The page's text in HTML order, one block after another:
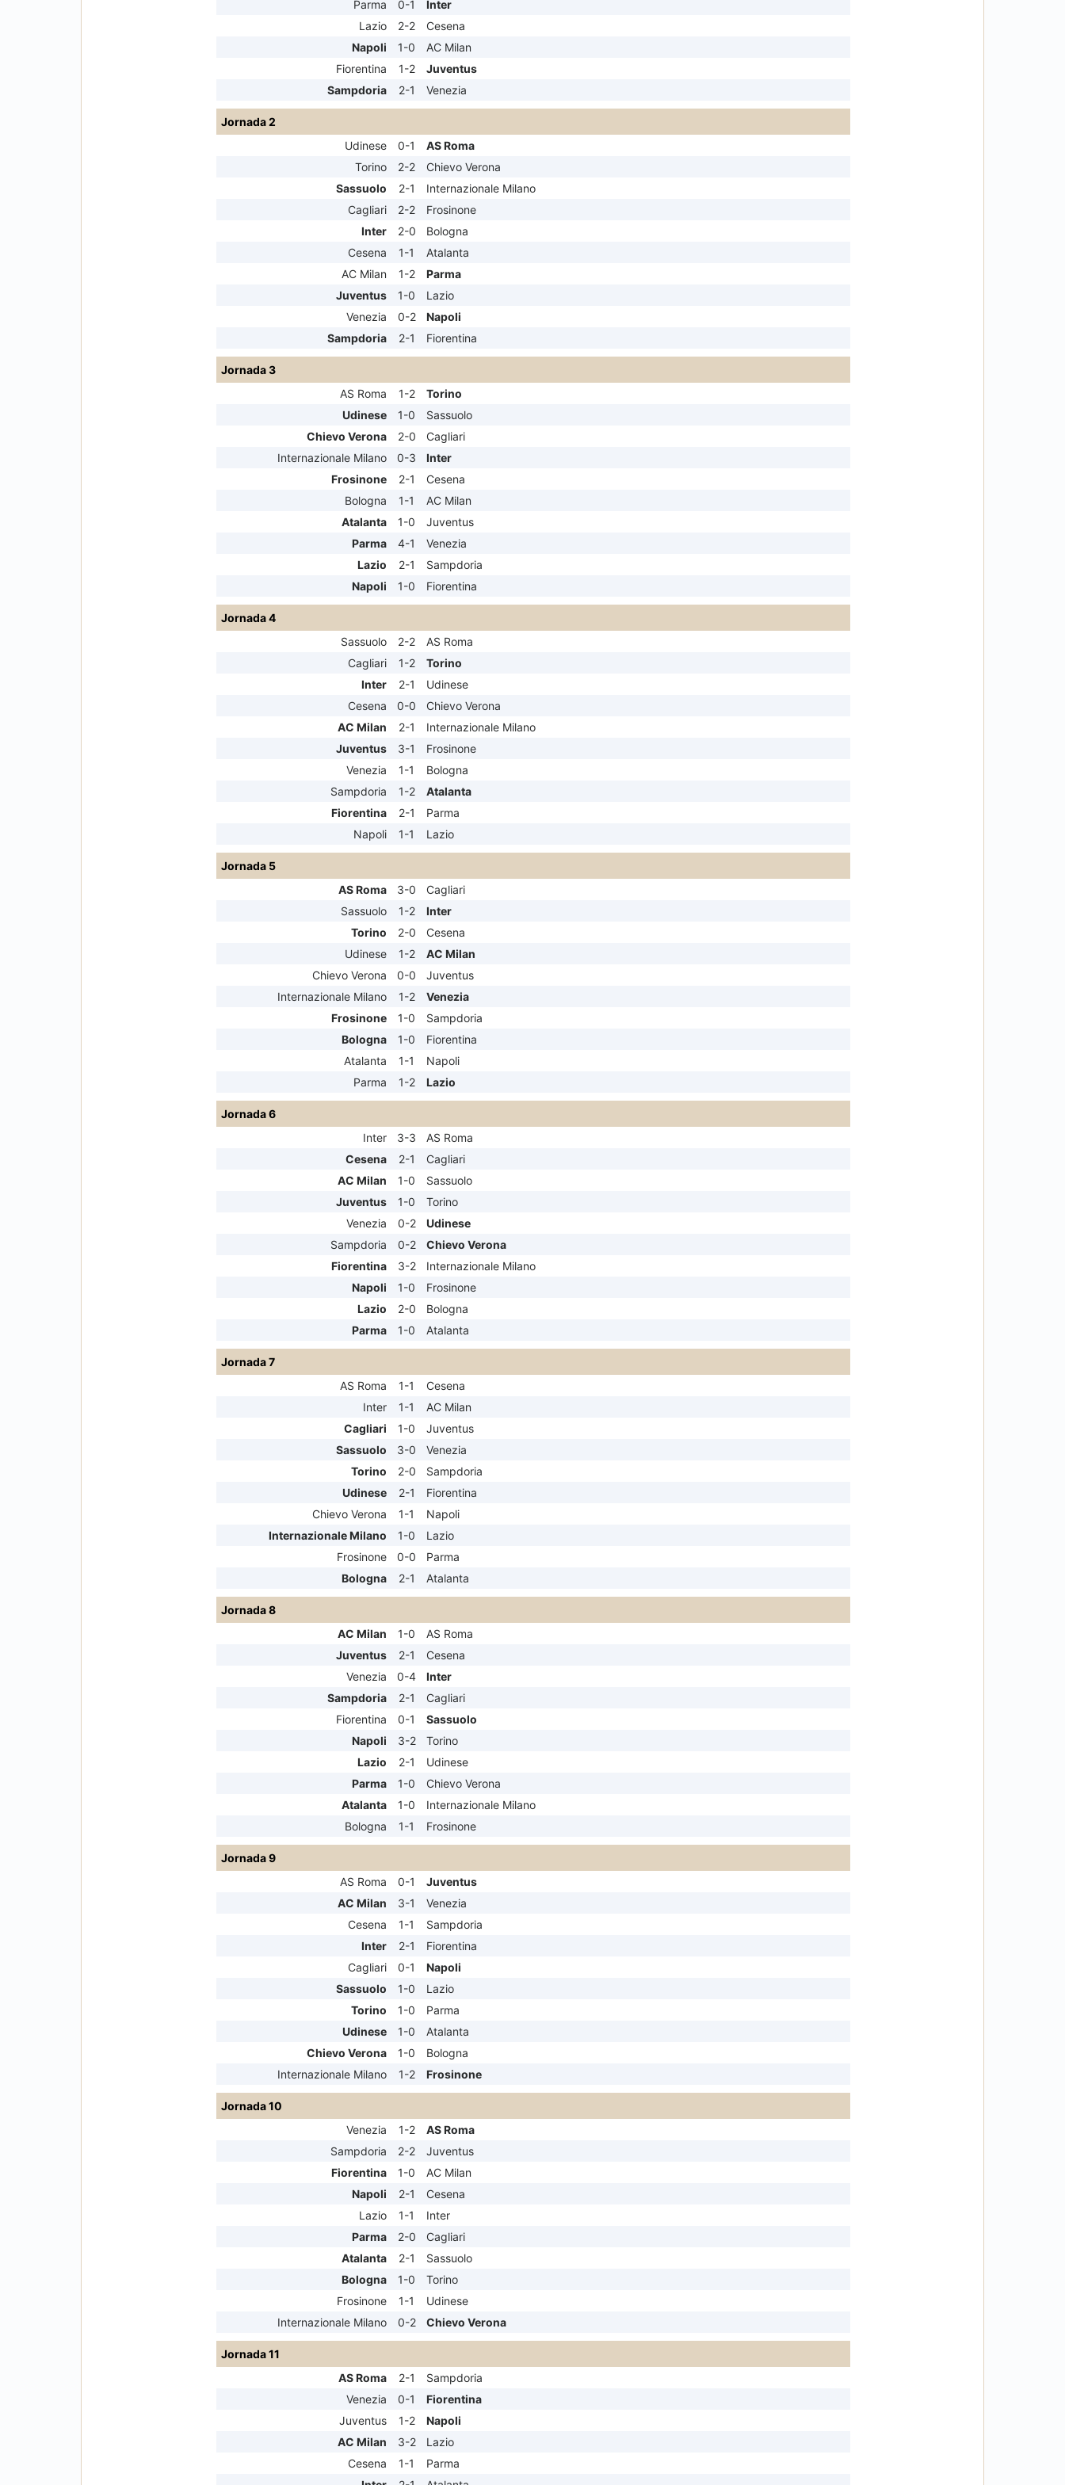
Parma
0-1
Inter
Lazio
2-2
Cesena
Napoli
1-0
AC Milan
Fiorentina
1-2
Juventus
Sampdoria
2-1 Venezia
Jornada 2
Udinese
0-1
AS Roma
Torino
2-2
Chievo Verona
Sassuolo
2-1
Internazionale Milano
Cagliari
2-2
Frosinone
Inter
2-0
Bologna
Cesena
1-1
Atalanta
AC Milan
1-2
Parma
Juventus
1-0
Lazio
Venezia
0-2
Napoli
Sampdoria
2-1 Fiorentina
Jornada 3
AS Roma
1-2
Torino
Udinese
1-0
Sassuolo
Chievo Verona
2-0
Cagliari
Internazionale Milano
0-3
Inter
Frosinone
2-1
Cesena
Bologna
1-1
AC Milan
Atalanta
1-0
Juventus
Parma
4-1
Venezia
Lazio
2-1
Sampdoria
Napoli
1-0 Fiorentina
Jornada 4
Sassuolo
2-2
AS Roma
Cagliari
1-2
Torino
Inter
2-1
Udinese
Cesena
0-0
Chievo Verona
AC Milan
2-1
Internazionale Milano
Juventus
3-1
Frosinone
Venezia
1-1
Bologna
Sampdoria
1-2
Atalanta
Fiorentina
2-1
Parma
Napoli
1-1 Lazio
Jornada 5
AS Roma
3-0
Cagliari
Sassuolo
1-2
Inter
Torino
2-0
Cesena
Udinese
1-2
AC Milan
Chievo Verona
0-0
Juventus
Internazionale Milano
1-2
Venezia
Frosinone
1-0
Sampdoria
Bologna
1-0
Fiorentina
Atalanta
1-1
Napoli
Parma
1-2 Lazio
Jornada 6
Inter
3-3
AS Roma
Cesena
2-1
Cagliari
AC Milan
1-0
Sassuolo
Juventus
1-0
Torino
Venezia
0-2
Udinese
Sampdoria
0-2
Chievo Verona
Fiorentina
3-2
Internazionale Milano
Napoli
1-0
Frosinone
Lazio
2-0
Bologna
Parma
1-0 Atalanta
Jornada 7
AS Roma
1-1
Cesena
Inter
1-1
AC Milan
Cagliari
1-0
Juventus
Sassuolo
3-0
Venezia
Torino
2-0
Sampdoria
Udinese
2-1
Fiorentina
Chievo Verona
1-1
Napoli
Internazionale Milano
1-0
Lazio
Frosinone
0-0
Parma
Bologna
2-1 Atalanta
Jornada 8
AC Milan
1-0
AS Roma
Juventus
2-1
Cesena
Venezia
0-4
Inter
Sampdoria
2-1
Cagliari
Fiorentina
0-1
Sassuolo
Napoli
3-2
Torino
Lazio
2-1
Udinese
Parma
1-0
Chievo Verona
Atalanta
1-0
Internazionale Milano
Bologna
1-1 Frosinone
Jornada 9
AS Roma
0-1
Juventus
AC Milan
3-1
Venezia
Cesena
1-1
Sampdoria
Inter
2-1
Fiorentina
Cagliari
0-1
Napoli
Sassuolo
1-0
Lazio
Torino
1-0
Parma
Udinese
1-0
Atalanta
Chievo Verona
1-0
Bologna
Internazionale Milano
1-2 Frosinone
Jornada 10
Venezia
1-2
AS Roma
Sampdoria
2-2
Juventus
Fiorentina
1-0
AC Milan
Napoli
2-1
Cesena
Lazio
1-1
Inter
Parma
2-0
Cagliari
Atalanta
2-1
Sassuolo
Bologna
1-0
Torino
Frosinone
1-1
Udinese
Internazionale Milano
0-2 Chievo Verona
Jornada 11
AS Roma
2-1
Sampdoria
Venezia
0-1
Fiorentina
Juventus
1-2
Napoli
AC Milan
3-2
Lazio
Cesena
1-1
Parma